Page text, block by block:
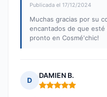
Publicada el 17/12/2024
Muchas gracias por su
encantados de que esté
pronto en Cosmé'chic!
D
DAMIEN B.
Nota: 5 de 5